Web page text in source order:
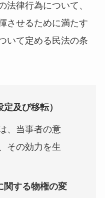
法律行為について、
させるために満たす
いて定める民法の条
及び移転）
、当事者の意
その効力を生
関する物権の変